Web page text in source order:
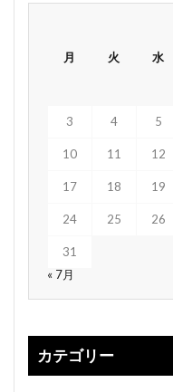
月 火 水
3 4 5
10 11 12
17 18 19
24 25 26
31
« 7月
カテゴリー